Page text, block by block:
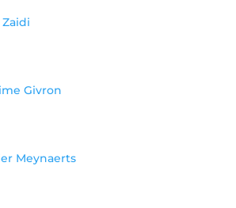
Zaidi
Givron
Meynaerts